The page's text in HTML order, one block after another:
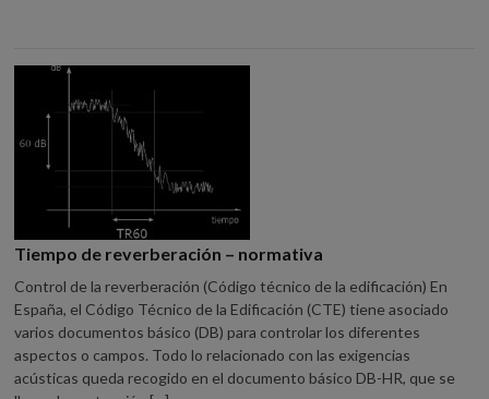
Tiempo de reverberación – normativa
Control de la reverberación (Código técnico de la edificación) En
España, el Código Técnico de la Edificación (CTE) tiene asociado
varios documentos básico (DB) para controlar los diferentes
aspectos o campos. Todo lo relacionado con las exigencias
acústicas queda recogido en el documento básico DB-HR, que se